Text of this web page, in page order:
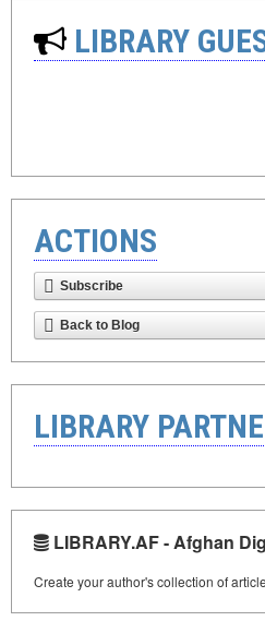
LIBRARY
ACTIONS
Subscribe
Back to Blog
LIBRARY
LIBRARY.AF - Afghan
Create your author's collection of